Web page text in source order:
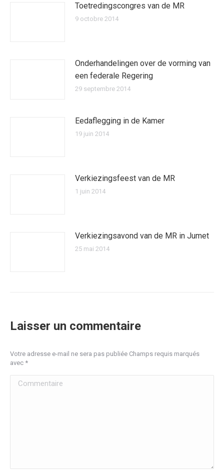
Toetredingscongres van de MR
9 octobre 2014
Onderhandelingen over de vorming van
een federale Regering
29 septembre 2014
Eedaflegging in de Kamer
19 juin 2014
Verkiezingsfeest van de MR
1 juin 2014
Verkiezingsavond van de MR in Jumet
25 mai 2014
Laisser un commentaire
Votre adresse e-mail ne sera pas publiée Champs requis marqués
avec *
Commentaire